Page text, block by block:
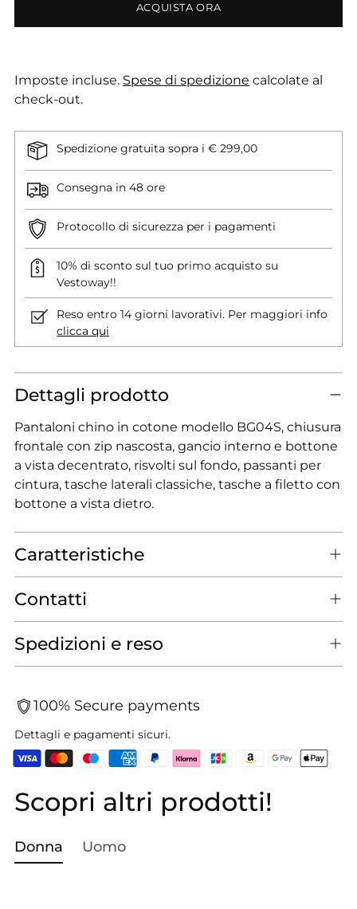
ACQUISTA ORA
Imposte incluse. Spese di spedizione calcolate al
check-out.
Spedizione gratuita sopra i € 299,00
Consegna in 48 ore
Protocollo di sicurezza per i pagamenti
10% di sconto sul tuo primo acquisto su
Vestoway!!
Reso entro 14 giorni lavorativi. Per maggiori info
clicca qui
Dettagli prodotto
Pantaloni chino in cotone modello BG04S, chiusura
frontale con zip nascosta, gancio interno e bottone
a vista decentrato, risvolti sul fondo, passanti per
cintura, tasche laterali classiche, tasche a filetto con
bottone a vista dietro.
Caratteristiche
Contatti
Spedizioni e reso
100% Secure payments
Dettagli e pagamenti sicuri.
Aggiungere
un
al
Scopri altri prodotti!
Donna Uomo